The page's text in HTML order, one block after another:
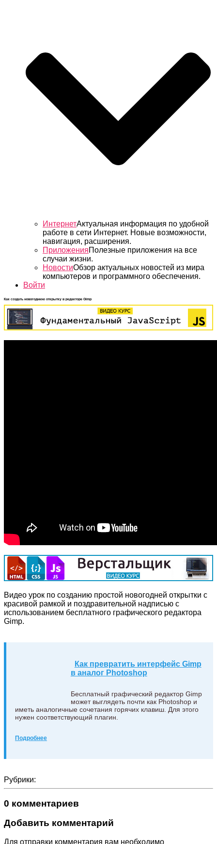
ИнтернетАктуальная информация по удобной
работе в сети Интернет. Новые возможности,
навигация, расширения.
ПриложенияПолезные приложения на все
случаи жизни.
НовостиОбзор актуальных новостей из мира
компьютеров и программного обеспечения.
Войти
Как создать новогоднюю открытку в редакторе Gimp
Видео урок по созданию простой новогодней открытки с
красивой рамкой и поздравительной надписью с
использованием бесплатного графического редактора
Gimp.
Как превратить интерфейс Gimp
в аналог Photoshop
Бесплатный графический редактор Gimp
может выглядеть почти как Photoshop и
иметь аналогичные сочетания горячих клавиш. Для этого
нужен соответствующий плагин.
Подробнее
Рубрики:
0 комментариев
Добавить комментарий
Для отправки комментария вам необходимо